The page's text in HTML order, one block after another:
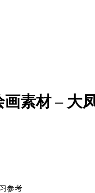
画素材 – 大
参考